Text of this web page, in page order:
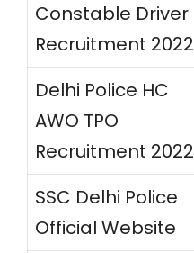
Constable Driver
Recruitment 2022
Delhi Police HC
AWO TPO
Recruitment 2022
SSC Delhi Police
Official Website